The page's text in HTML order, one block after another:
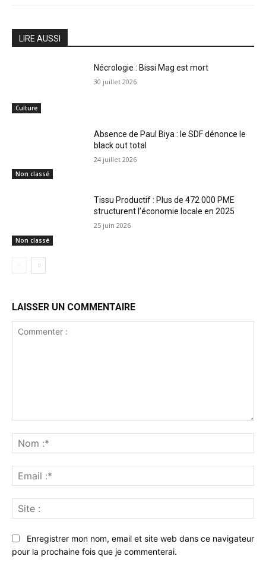
LIRE AUSSI
Culture
Nécrologie : Bissi Mag est mort
30 juillet 2026
Non classé
Absence de Paul Biya : le SDF dénonce le
black out total
24 juillet 2026
Non classé
Tissu Productif : Plus de 472 000 PME
structurent l’économie locale en 2025
25 juin 2026
LAISSER UN COMMENTAIRE
:*
:*
:
Enregistrer mon nom, email et site web dans ce navigateur
pour la prochaine fois que je commenterai.